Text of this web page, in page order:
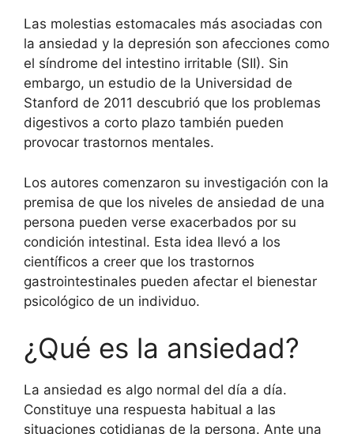
Las molestias estomacales más asociadas con
la ansiedad y la depresión son afecciones como
el síndrome del intestino irritable (SII). Sin
embargo, un estudio de la Universidad de
Stanford de 2011 descubrió que los problemas
digestivos a corto plazo también pueden
provocar trastornos mentales.
Los autores comenzaron su investigación con la
premisa de que los niveles de ansiedad de una
persona pueden verse exacerbados por su
condición intestinal. Esta idea llevó a los
científicos a creer que los trastornos
gastrointestinales pueden afectar el bienestar
psicológico de un individuo.
¿Qué es la ansiedad?
La ansiedad es algo normal del día a día.
Constituye una respuesta habitual a las
situaciones cotidianas de la persona. Ante una